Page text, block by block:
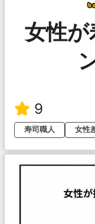
女性
9
寿司職人
女性